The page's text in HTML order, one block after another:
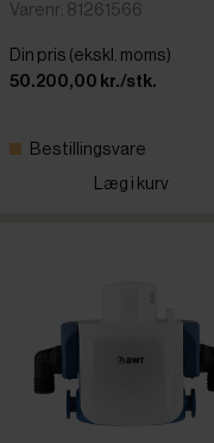
Varenr: 81261566
Din pris (ekskl. moms)
50.200,00 kr./stk.
Bestillingsvare
Læg i kurv